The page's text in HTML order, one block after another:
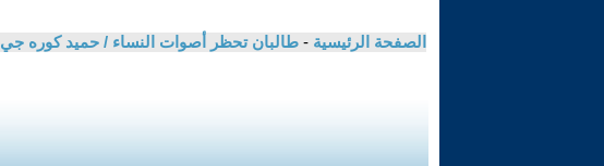
الصفحة الرئيسية - طالبان تحظر أصوات النساء / حميد كوره جي